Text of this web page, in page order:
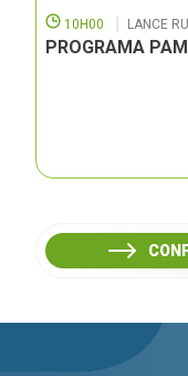
10H00 LANCE
PROGRAMA